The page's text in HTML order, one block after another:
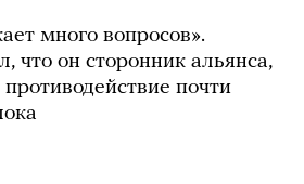
много вопросов».
что он сторонник альянса,
почти